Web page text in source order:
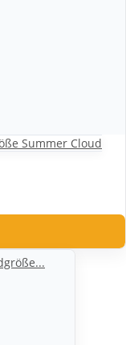
Summer Cloud